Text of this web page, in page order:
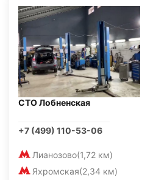
СТО Лобненская
+7 (499) 110-53-06
Лианозово(1,72 км)
Яхромская(2,34 км)